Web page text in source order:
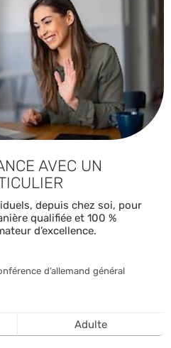
AVEC UN
depuis chez soi, pour
qualifiée et 100 %
d’excellence.
d’allemand général
Adulte